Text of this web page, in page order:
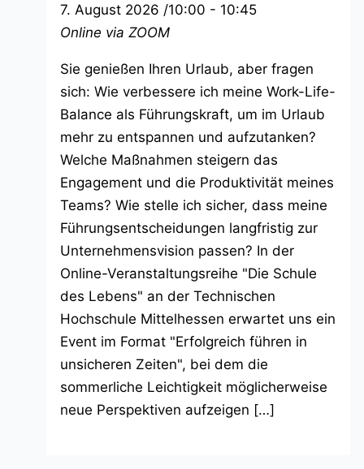
7. August 2026 /10:00 - 10:45
Online via ZOOM
Sie genießen Ihren Urlaub, aber fragen
sich: Wie verbessere ich meine Work-Life-
Balance als Führungskraft, um im Urlaub
mehr zu entspannen und aufzutanken?
Welche Maßnahmen steigern das
Engagement und die Produktivität meines
Teams? Wie stelle ich sicher, dass meine
Führungsentscheidungen langfristig zur
Unternehmensvision passen? In der
Online-Veranstaltungsreihe "Die Schule
des Lebens" an der Technischen
Hochschule Mittelhessen erwartet uns ein
Event im Format "Erfolgreich führen in
unsicheren Zeiten", bei dem die
sommerliche Leichtigkeit möglicherweise
neue Perspektiven aufzeigen […]